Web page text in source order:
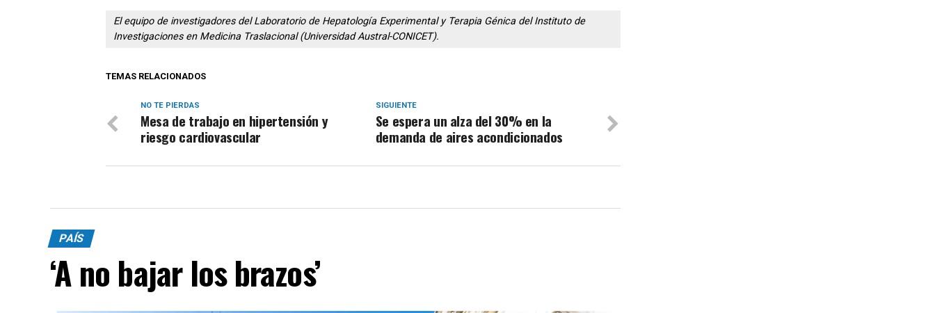
El equipo de investigadores del Laboratorio de Hepatología Experimental y Terapia Génica del Instituto de
Investigaciones en Medicina Traslacional (Universidad Austral-CONICET).
TEMAS RELACIONADOS
SIGUIENTE
Se espera un alza del 30% en la
demanda de aires acondicionados
NO TE PIERDAS
Mesa de trabajo en hipertensión y
riesgo cardiovascular
PAÍS
‘A no bajar los brazos’